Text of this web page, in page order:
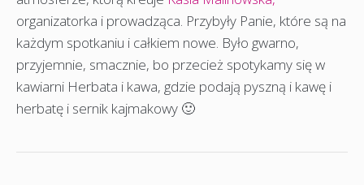
organizatorka i prowadząca. Przybyły Panie, które są na
każdym spotkaniu i całkiem nowe. Było gwarno,
przyjemnie, smacznie, bo przecież spotykamy się w
kawiarni Herbata i kawa, gdzie podają pyszną i kawę i
herbatę i sernik kajmakowy 🙂